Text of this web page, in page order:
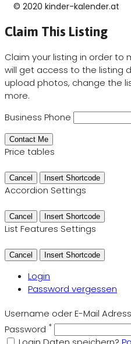
© 2020 kinder-kalender.at
Claim This Listing
Claim your listing in order to
will get access to the listing
upload photos, change the
more.
Business Phone
Price tables
Cancel Insert Shortcode
Accordion Settings
Cancel Insert Shortcode
List Features Settings
Cancel Insert Shortcode
Login
Password vergessen
Username oder E-Mail
Password *